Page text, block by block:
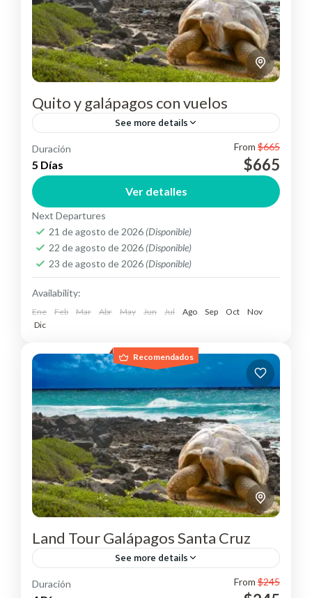
Quito y galápagos con vuelos
See more details
Conoce la capital ecuatoriana y sus islas
encantadas "Galápagos".
Medium
2 People
Duración
5 Días
From $665
$665
Ver detalles
Next Departures
21 de agosto de 2026 (Disponible)
22 de agosto de 2026 (Disponible)
23 de agosto de 2026 (Disponible)
Availability:
Ene Feb Mar Abr May Jun Jul Ago Sep Oct
Nov
Dic
Recomendados
Land Tour Galápagos Santa Cruz
See more details
Conoce las islas encantadas "Galápagos" Isla
Duración From $245